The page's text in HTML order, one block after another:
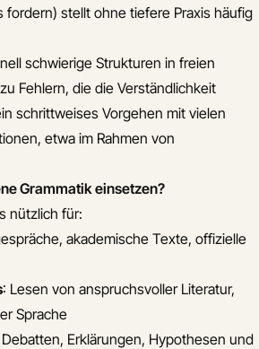
stellt ohne tiefere Praxis häufig
schwierige Strukturen in freien
Fehlern, die die Verständlichkeit
schrittweises Vorgehen mit vielen
etwa im Rahmen von
Grammatik einsetzen?
nützlich für:
akademische Texte, offizielle
: Lesen von anspruchsvoller Literatur,
Sprache
Debatten, Erklärungen, Hypothesen und